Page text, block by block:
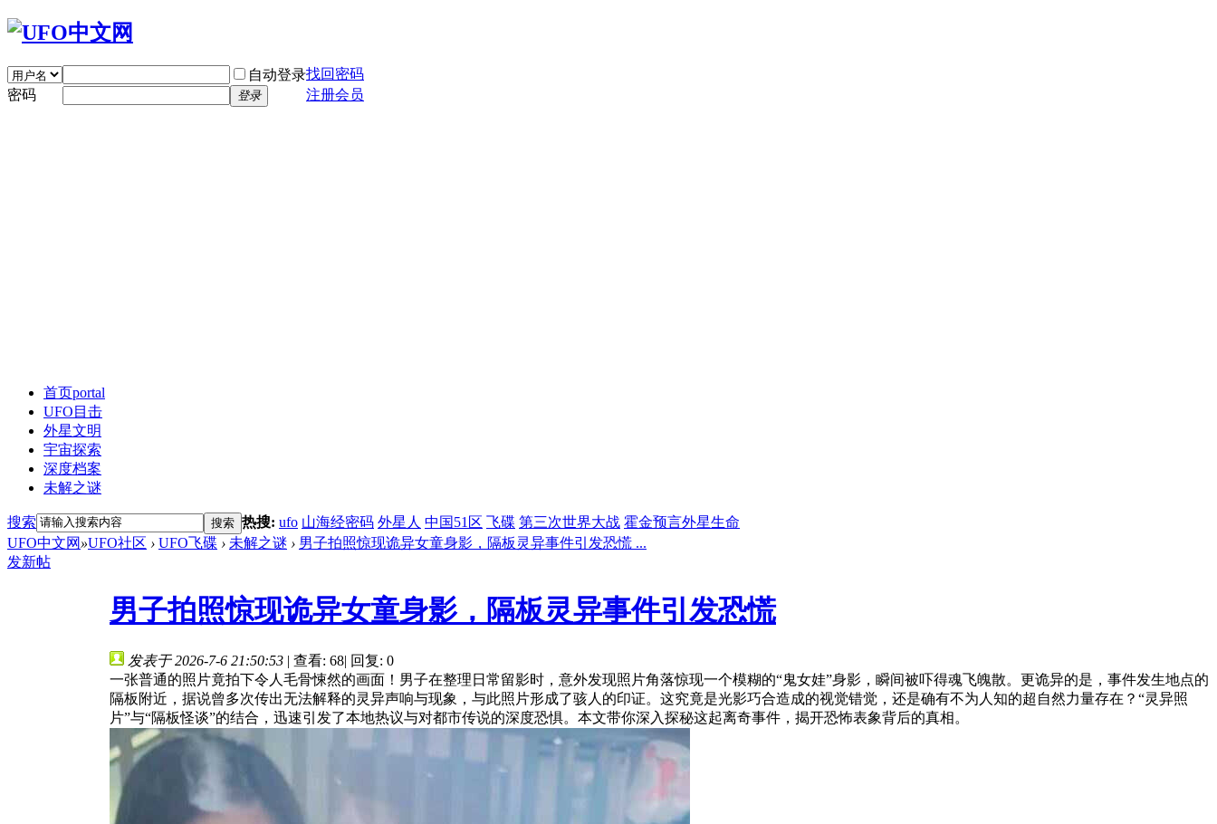
自动登录找回密码
密码
登录 注册会员
首页portal
UFO目击
外星文明
宇宙探索
深度档案
未解之谜
搜索 搜索 热搜: ufo 山海经密码 外星人 中国51区 飞碟 第三次世界大战 霍金预言外星生命
UFO中文网 »UFO社区 › UFO飞碟 › 未解之谜 › 男子拍照惊现诡异女童身影，隔板灵异事件引发恐慌 ...
发新帖
男子拍照惊现诡异女童身影，隔板灵异事件引发恐慌
发表于 2026-7-6 21:50:53 | 查看: 68| 回复: 0
一张普通的照片竟拍下令人毛骨悚然的画面！男子在整理日常留影时，意外发现照片角落惊现一个模糊的“鬼女娃”身影，瞬间被吓得魂飞魄散。更诡异的是，事件发生地点的
隔板附近，据说曾多次传出无法解释的灵异声响与现象，与此照片形成了骇人的印证。这究竟是光影巧合造成的视觉错觉，还是确有不为人知的超自然力量存在？“灵异照
片”与“隔板怪谈”的结合，迅速引发了本地热议与对都市传说的深度恐惧。本文带你深入探秘这起离奇事件，揭开恐怖表象背后的真相。